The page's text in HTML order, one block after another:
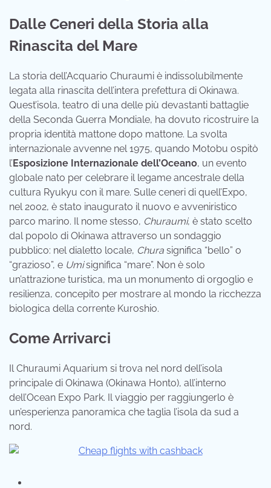
Dalle Ceneri della Storia alla
Rinascita del Mare
La storia dell’Acquario Churaumi è indissolubilmente
legata alla rinascita dell’intera prefettura di Okinawa.
Quest’isola, teatro di una delle più devastanti battaglie
della Seconda Guerra Mondiale, ha dovuto ricostruire la
propria identità mattone dopo mattone. La svolta
internazionale avvenne nel 1975, quando Motobu ospitò
l’Esposizione Internazionale dell’Oceano, un evento
globale nato per celebrare il legame ancestrale della
cultura Ryukyu con il mare. Sulle ceneri di quell’Expo,
nel 2002, è stato inaugurato il nuovo e avveniristico
parco marino. Il nome stesso, Churaumi, è stato scelto
dal popolo di Okinawa attraverso un sondaggio
pubblico: nel dialetto locale, Chura significa “bello” o
“grazioso”, e Umisignifica “mare”. Non è solo
un’attrazione turistica, ma un monumento di orgoglio e
resilienza, concepito per mostrare al mondo la ricchezza
biologica della corrente Kuroshio.
Come Arrivarci
Il Churaumi Aquarium si trova nel nord dell’isola
principale di Okinawa (Okinawa Honto), all’interno
dell’Ocean Expo Park. Il viaggio per raggiungerlo è
un’esperienza panoramica che taglia l’isola da sud a
nord.